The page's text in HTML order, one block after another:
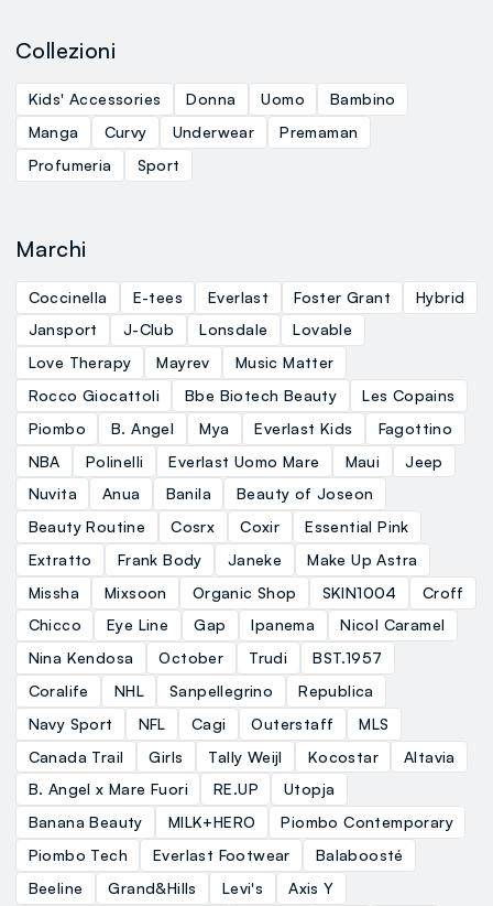
Collezioni
Kids' Accessories Donna Uomo
Bambino
Manga
Curvy Underwear
Premaman
Profumeria
Sport
Marchi
Coccinella E-tees Everlast Foster Grant
Hybrid
Jansport
J-Club Lonsdale
Lovable
Love Therapy
Mayrev
Music Matter
Rocco Giocattoli
Bbe Biotech Beauty
Les Copains
Piombo
B. Angel Mya Everlast Kids
Fagottino
NBA
Polinelli Everlast Uomo Mare Maui
Jeep
Nuvita
Anua Banila
Beauty of Joseon
Beauty Routine
Cosrx Coxir
Essential Pink
Extratto
Frank Body Janeke
Make Up Astra
Missha
Mixsoon Organic Shop SKIN1004
Croff
Chicco
Eye Line Gap Ipanema
Nicol Caramel
Nina Kendosa
October Trudi
BST.1957
Coralife
NHL Sanpellegrino
Republica
Navy Sport
NFL Cagi Outerstaff
MLS
Canada Trail
Girls Tally Weijl Kocostar
Altavia
B. Angel x Mare Fuori
RE.UP
Utopja
Banana Beauty
MILK+HERO
Piombo Contemporary
Piombo Tech
Everlast Footwear
Balaboosté
Beeline
Grand&Hills Levi's
Axis Y